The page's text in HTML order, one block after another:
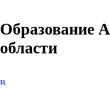
Образование
области